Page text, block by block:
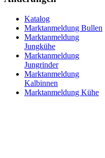
Katalog
Marktanmeldung Bullen
Marktanmeldung
Jungkühe
Marktanmeldung
Jungrinder
Marktanmeldung
Kalbinnen
Marktanmeldung Kühe